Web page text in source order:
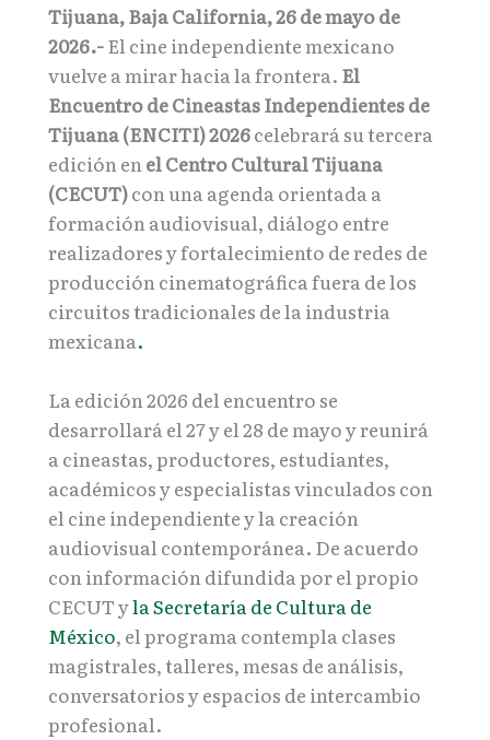
Tijuana, Baja California, 26 de mayo de
2026.-El cine independiente mexicano
vuelve a mirar hacia la frontera. El
Encuentro de Cineastas Independientes de
Tijuana (ENCITI) 2026celebrará su tercera
edición en el Centro Cultural Tijuana
(CECUT)con una agenda orientada a
formación audiovisual, diálogo entre
realizadores y fortalecimiento de redes de
producción cinematográfica fuera de los
circuitos tradicionales de la industria
mexicana.
La edición 2026 del encuentro se
desarrollará el 27 y el 28 de mayo y reunirá
a cineastas, productores, estudiantes,
académicos y especialistas vinculados con
el cine independiente y la creación
audiovisual contemporánea. De acuerdo
con información difundida por el propio
CECUT yla Secretaría de Cultura de
México, el programa contempla clases
magistrales, talleres, mesas de análisis,
conversatorios y espacios de intercambio
profesional.